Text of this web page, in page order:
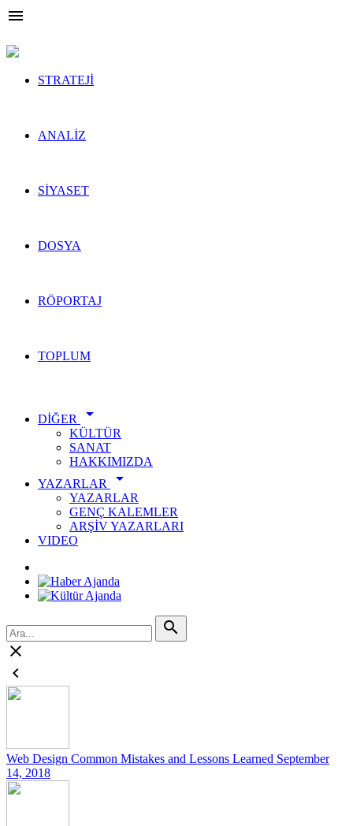

STRATEJİ
ANALİZ
SİYASET
DOSYA
RÖPORTAJ
TOPLUM
DİĞER 
KÜLTÜR
SANAT
HAKKIMIZDA
YAZARLAR

YAZARLAR
GENÇ KALEMLER
ARŞİV YAZARLARI
VIDEO



Web Design Common Mistakes and Lessons Learned September
14, 2018